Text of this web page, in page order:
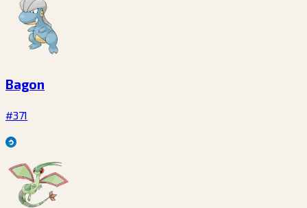
Bagon
#371